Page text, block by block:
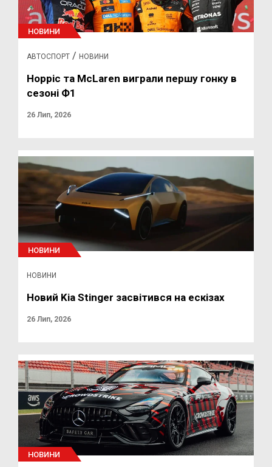
НОВИНИ
АВТОСПОРТ / НОВИНИ
Норріс та McLaren виграли першу гонку в
сезоні Ф1
26 Лип, 2026
НОВИНИ
НОВИНИ
Новий Kia Stinger засвітився на ескізах
26 Лип, 2026
НОВИНИ